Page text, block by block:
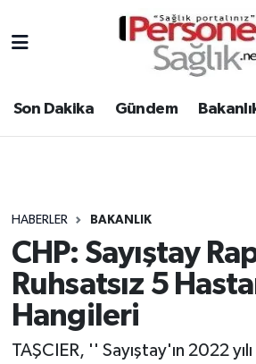
Son Dakika Gündem
HABERLER BAKANLIK
CHP: Sayıştay
Ruhsatsız 5
Hangileri
TAŞCIER, '' Sayıştay'ın 2022
Gündem
Atamalar
Mevzuat
Sendika
Nöbetçi Eczaneler
Hava Durumu
Tüm Manşetler
Son Dakika Haberleri
Haber Arşivi